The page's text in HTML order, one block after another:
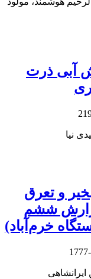
آبی ذرت
نیا
و تعرق
ششم
خرم‌آباد)